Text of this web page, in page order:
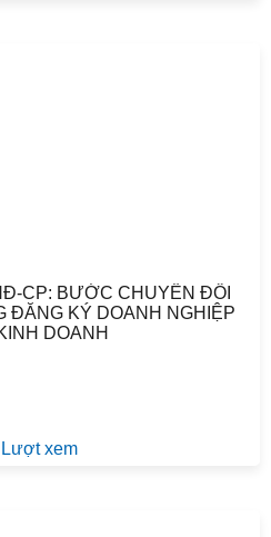
CP: BƯỚC CHUYỂN ĐỔI
ĐĂNG KÝ DOANH NGHIỆP
DOANH
xem